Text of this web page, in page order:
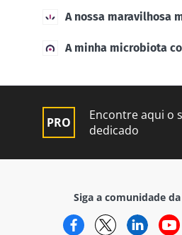
A nossa maravilhosa
A minha microbiota
Encontre aqui o
dedicado
Siga a comunidade
FacebookTwitter